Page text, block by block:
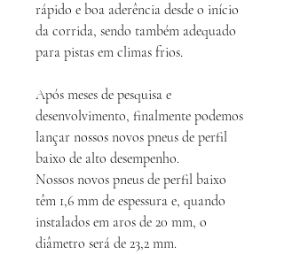
rápido e boa aderência desde o início
da corrida, sendo também adequado
para pistas em climas frios.
Após meses de pesquisa e
desenvolvimento, finalmente podemos
lançar nossos novos pneus de perfil
baixo de alto desempenho.
Nossos novos pneus de perfil baixo
têm 1,6 mm de espessura e, quando
instalados em aros de 20 mm, o
diâmetro será de 23,2 mm.